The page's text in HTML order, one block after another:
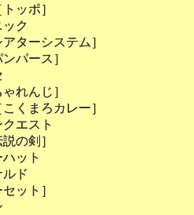
ッポ］
ク
アターシステム］
パース］
れんじ］
くまろカレー］
エスト
の剣］
ット
ド
ット］